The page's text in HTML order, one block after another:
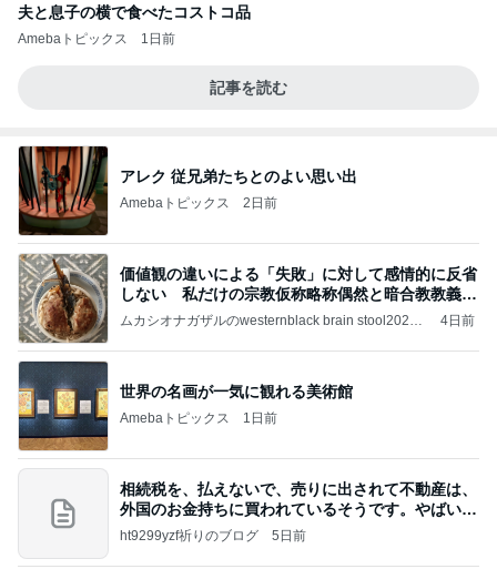
夫と息子の横で食べたコストコ品
Amebaトピックス 1日前
記事を読む
アレク 従兄弟たちとのよい思い出
Amebaトピックス 2日前
価値観の違いによる「失敗」に対して感情的に反省
しない 私だけの宗教仮称略称偶然と暗合教教義候
補
ムカシオナガザルのwesternblack brain stool2024
ガザル
4日前
世界の名画が一気に観れる美術館
Amebaトピックス 1日前
相続税を、払えないで、売りに出されて不動産は、
外国のお金持ちに買われているそうです。やばいで
すよ
ht9299yzf祈りのブログ 5日前